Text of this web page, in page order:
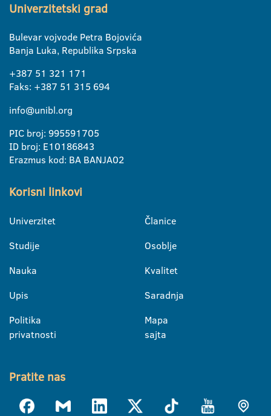
Univerzitetski grad
Bulevar vojvode Petra Bojovića
Banja Luka, Republika Srpska
+387 51 321 171
Faks: +387 51 315 694
info@unibl.org
PIC broj: 995591705
ID broj: E10186843
Erazmus kod: BA BANJA02
Korisni linkovi
Univerzitet
Studije
Nauka
Upis
Politika
privatnosti
Članice
Osoblje
Kvalitet
Saradnja
Mapa
sajta
Pratite nas